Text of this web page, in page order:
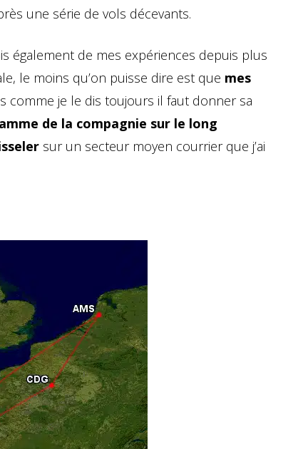
une série de vols décevants.
également de mes expériences depuis plus
le moins qu’on puisse dire est que mes
comme je le dis toujours il faut donner sa
de la compagnie sur le long
sur un secteur moyen courrier que j’ai